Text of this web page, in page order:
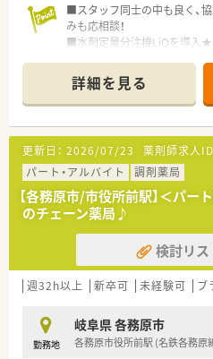
■スタッフ同士の中も良く、
みも応相談！
■水剤定量分注機LiQを導入★
薬局です。
■経営者も薬剤師で、理解の
■介護分野にも注力しており
いと考えています。
詳細を見る
更新日： 2026/07/23 薬剤師求人ID
パート・アルバイト
調剤薬局
【各務原市/市役所前駅】＜パー
のチェーン薬局♪
検討リ
週32h以上 新卒可 未経験可 ブ
勤務地
岐阜県 各務原市
各務原市役所前駅 (名鉄各務原